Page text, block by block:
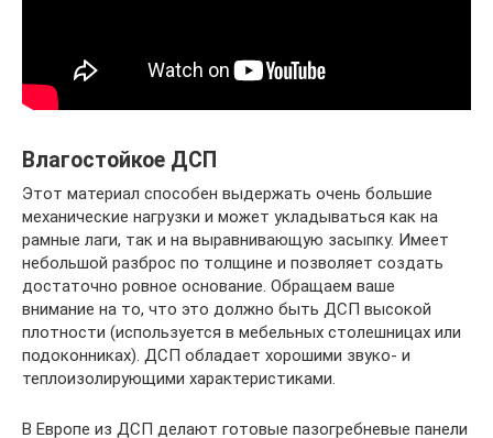
Влагостойкое ДСП
Этот материал способен выдержать очень большие
механические нагрузки и может укладываться как на
рамные лаги, так и на выравнивающую засыпку. Имеет
небольшой разброс по толщине и позволяет создать
достаточно ровное основание. Обращаем ваше
внимание на то, что это должно быть ДСП высокой
плотности (используется в мебельных столешницах или
подоконниках). ДСП обладает хорошими звуко- и
теплоизолирующими характеристиками.
В Европе из ДСП делают готовые пазогребневые панели